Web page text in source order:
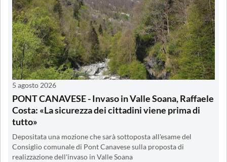
5 agosto 2026
PONT CANAVESE - Invaso in Valle Soana, Raffaele
Costa: «La sicurezza dei cittadini viene prima di
tutto»
Depositata una mozione che sarà sottoposta all'esame del
Consiglio comunale di Pont Canavese sulla proposta di
realizzazione dell'invaso in Valle Soana